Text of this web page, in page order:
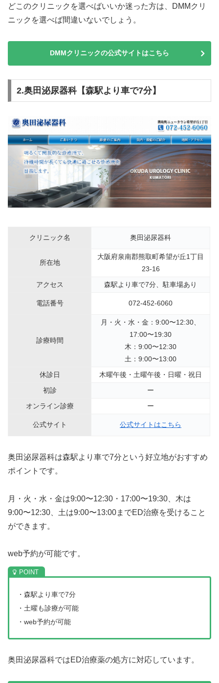
どこのクリニックを選べばいいか迷った方は、DMMクリ
ニックを選べば間違いないでしょう。
DMMクリニックの公式サイトはこちら
2.奥田泌尿器科【森駅より車で7分】
クリニック名 奥田泌尿器科
所在地
大阪府泉南郡熊取町希望が丘1丁目
23-16
アクセス
森駅より車で7分、駐車場あり
電話番号 072-452-6060
診療時間
月・火・水・金：9:00〜12:30、
17:00〜19:30
木：9:00〜12:30
土：9:00〜13:00
休診日
木曜午後・土曜午後・日曜・祝日
初診
ー
オンライン診療
ー
公式サイト 公式サイトはこちら
奥田泌尿器科は森駅より車で7分という好立地がおすすめ
ポイントです。
月・火・水・金は9:00〜12:30・17:00〜19:30、木は
9:00〜12:30、土は9:00〜13:00までED治療を受けること
ができます。
web予約が可能です。
・森駅より車で7分
・土曜も診療が可能
・web予約が可能
奥田泌尿器科ではED治療薬の処方に対応しています。